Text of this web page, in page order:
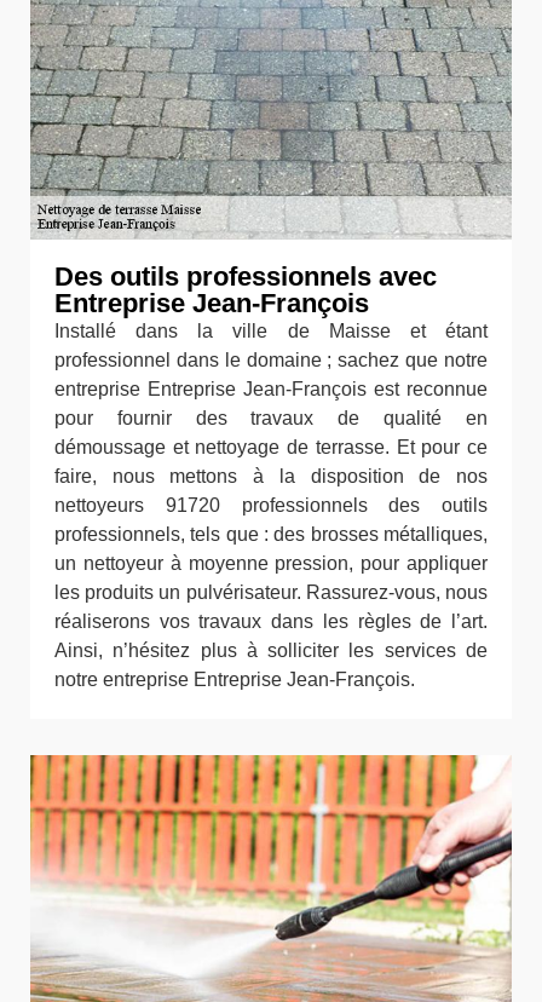
Des outils professionnels avec
Entreprise Jean-François
Installé dans la ville de Maisse et étant
professionnel dans le domaine ; sachez que notre
entreprise Entreprise Jean-François est reconnue
pour fournir des travaux de qualité en
démoussage et nettoyage de terrasse. Et pour ce
faire, nous mettons à la disposition de nos
nettoyeurs 91720 professionnels des outils
professionnels, tels que : des brosses métalliques,
un nettoyeur à moyenne pression, pour appliquer
les produits un pulvérisateur. Rassurez-vous, nous
réaliserons vos travaux dans les règles de l’art.
Ainsi, n’hésitez plus à solliciter les services de
notre entreprise Entreprise Jean-François.